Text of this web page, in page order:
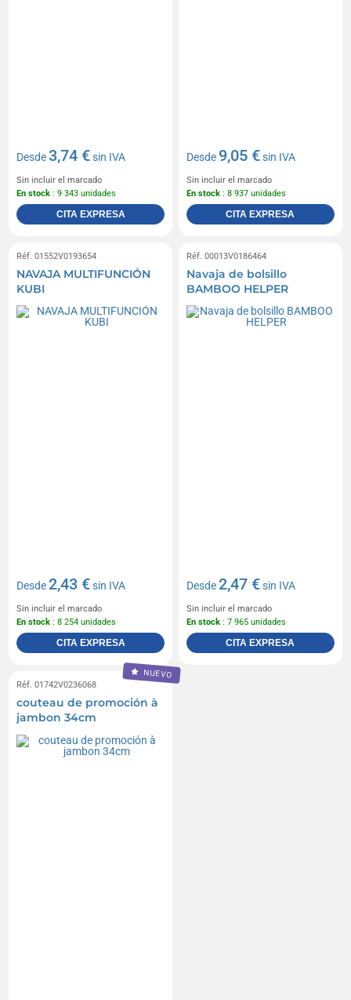
Desde3,74 €sin IVA
Sin incluir el marcado
En stock : 9 343 unidades
CITA EXPRESA
Desde 9,05 €sin IVA
Sin incluir el marcado
En stock : 8 937 unidades
CITA EXPRESA
Réf. 01552V0193654
NAVAJA MULTIFUNCIÓN
KUBI
Desde2,43 €sin IVA
Sin incluir el marcado
En stock : 8 254 unidades
CITA EXPRESA
Réf. 00013V0186464
Navaja de bolsillo
BAMBOO HELPER
Desde2,47 €sin IVA
Sin incluir el marcado
En stock : 7 965 unidades
CITA EXPRESA
NUEVO
Réf. 01742V0236068
couteau de promoción à
jambon 34cm